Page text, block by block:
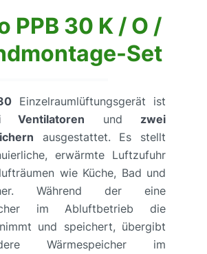
PPB 30 K / O /
Set
Einzelraumlüftungsgerät ist
Ventilatoren und zwei
ausgestattet. Es stellt
erwärmte Luftzufuhr
wie Küche, Bad und
Während der eine
im Abluftbetrieb die
und speichert, übergibt
Wärmespeicher im